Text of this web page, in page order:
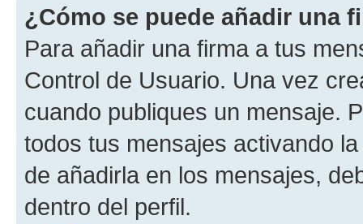
¿Cómo se puede añadir una
Para añadir una firma a tus
Control de Usuario. Una vez
cuando publiques un mensaje.
todos tus mensajes activando
de añadirla en los mensajes,
dentro del perfil.